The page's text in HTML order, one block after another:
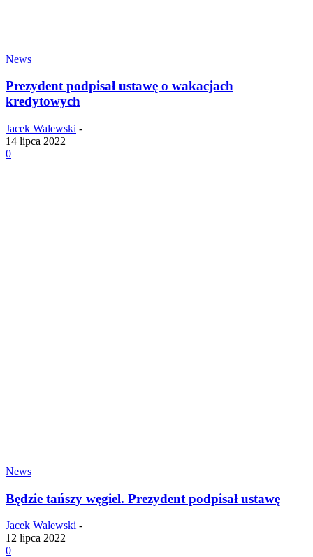
News
Prezydent podpisał ustawę o wakacjach
kredytowych
Jacek Walewski -
14 lipca 2022
0
News
Będzie tańszy węgiel. Prezydent podpisał ustawę
Jacek Walewski -
12 lipca 2022
0